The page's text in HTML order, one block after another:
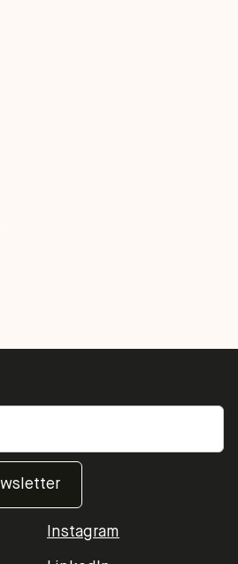
Instagram